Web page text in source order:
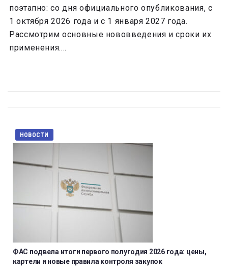
поэтапно: со дня официального опубликования, с
1 октября 2026 года и с 1 января 2027 года.
Рассмотрим основные нововведения и сроки их
применения....
НОВОСТИ
ФАС подвела итоги первого полугодия 2026 года: цены,
картели и новые правила контроля закупок